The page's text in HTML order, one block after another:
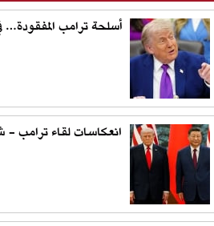
أسلحة ترامب
انعكاسات لقاء ترامب